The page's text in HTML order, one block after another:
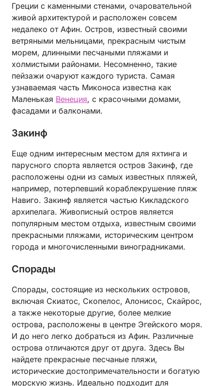
Греции с каменными стенами, очаровательной
живой архитектурой и расположен совсем
недалеко от Афин. Остров, известный своими
ветряными мельницами, прекрасным чистым
морем, длинными песчаными пляжами и
холмистыми районами. Несомненно, такие
пейзажи очаруют каждого туриста. Самая
узнаваемая часть Миконоса известна как
Маленькая Венеция, с красочными домами,
фасадами и балконами.
Закинф
Еще одним интересным местом для яхтинга и
парусного спорта является остров Закинф, где
расположены одни из самых известных пляжей,
например, потерпевший кораблекрушение пляж
Навиго. Закинф является частью Кикладского
архипелага. Живописный остров является
популярным местом отдыха, известным своими
прекрасными пляжами, историческим центром
города и многочисленными виноградниками.
Спорады
Спорады, состоящие из нескольких островов,
включая Скиатос, Скопелос, Алонисос, Скайрос,
а также некоторые другие, более мелкие
острова, расположены в центре Эгейского моря.
И до него легко добраться из Афин. Различные
острова отличаются друг от друга. Здесь Вы
найдете прекрасные песчаные пляжи,
исторические достопримечательности и богатую
морскую жизнь. Идеально подходит для